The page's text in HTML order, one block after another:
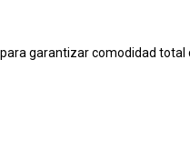
garantizar comodidad total